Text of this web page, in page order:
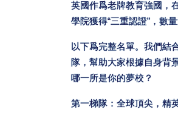
英國作爲老牌教育強國，
學院獲得“三重認證”，數
以下爲完整名單。我們結
隊，幫助大家根據自身背
哪一所是你的夢校？
第一梯隊：全球頂尖，精